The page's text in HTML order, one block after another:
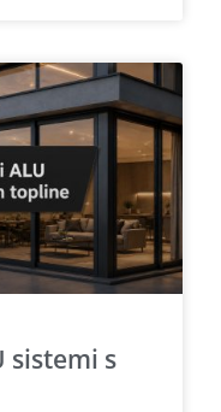
sistemi s